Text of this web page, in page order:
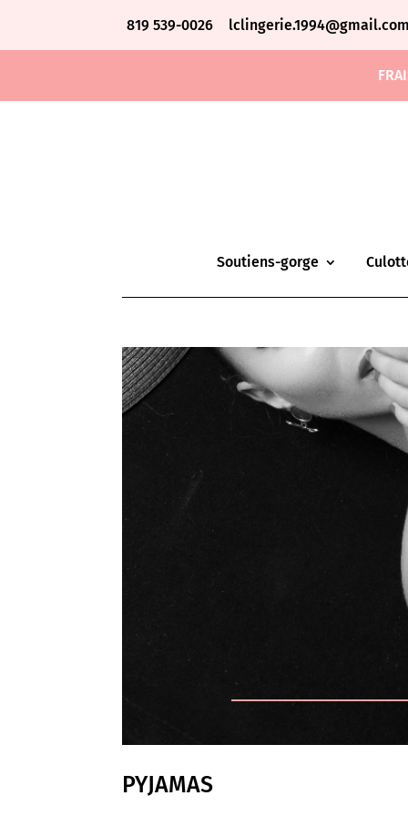
819 539-0026
Soutiens-gorge
PYJAMAS